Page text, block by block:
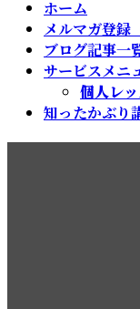
ホーム
メルマガ登録
ブログ記事一
サービスメニ
個人レ
知ったかぶり